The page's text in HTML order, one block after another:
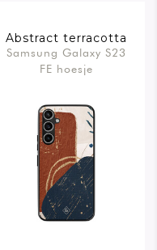
Abstract terracotta
Samsung Galaxy S23
FE hoesje